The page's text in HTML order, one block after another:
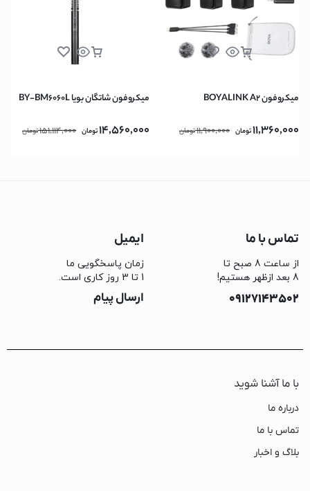
میکروفون BOYALINK A2
11,360,000تومان 11,900,000تومان
میکروفون شاتگان بویا BY-BM6060L
14,560,000تومان 151,114,000تومان
تماس با ما
از ساعت 8 صبح تا
8 بعد ازظهر هستیم!
09127143502
ایمیل
زمان پاسخگویی ما
1 تا 3 روز کاری است.
ارسال پیام
با ما آشنا شوید
درباره ما
تماس با ما
بلاگ و اخبار